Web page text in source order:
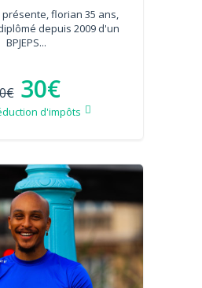
présente, florian 35 ans,
depuis 2009 d'un
BPJEPS...
30€
d'impôts